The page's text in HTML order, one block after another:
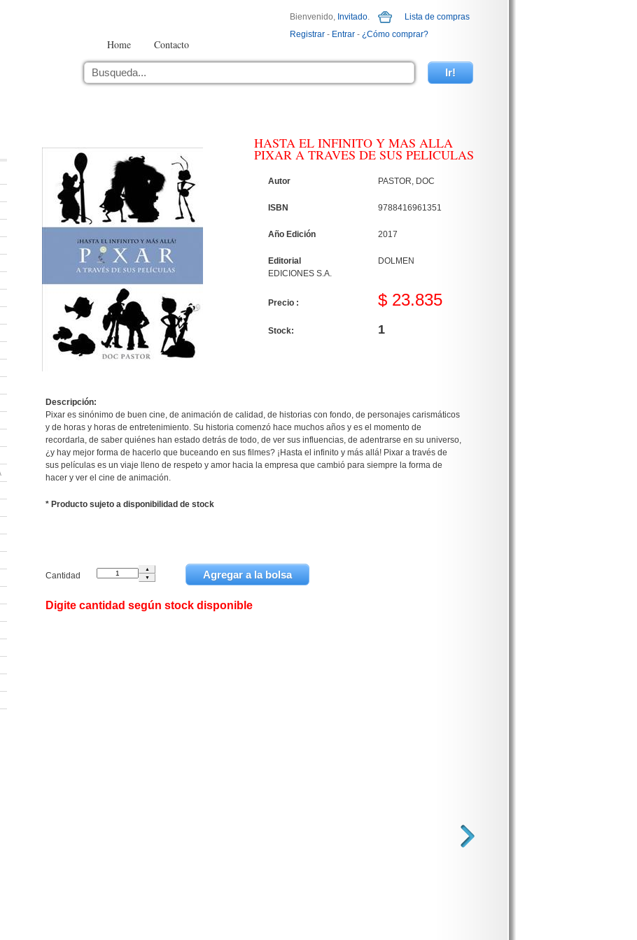
Home Contacto
Bienvenido, Invitado.
Lista de compras
Registrar - Entrar - ¿Cómo comprar?
HASTA EL INFINITO Y MAS ALLA
PIXAR A TRAVES DE SUS PELICULAS
Autor PASTOR, DOC
ISBN 9788416961351
Año Edición 2017
Editorial
DOLMEN
EDICIONES S.A.
Precio : $ 23.835
Stock: 1
Descripción:
Pixar es sinónimo de buen cine, de animación de calidad, de historias con fondo, de personajes carismáticos
y de horas y horas de entretenimiento. Su historia comenzó hace muchos años y es el momento de
recordarla, de saber quiénes han estado detrás de todo, de ver sus influencias, de adentrarse en su universo,
¿y hay mejor forma de hacerlo que buceando en sus filmes? ¡Hasta el infinito y más allá! Pixar a través de
sus películas es un viaje lleno de respeto y amor hacia la empresa que cambió para siempre la forma de
hacer y ver el cine de animación.
* Producto sujeto a disponibilidad de stock
Cantidad
Digite cantidad según stock disponible